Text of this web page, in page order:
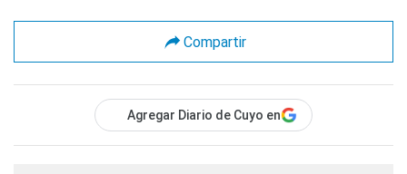
Compartir
Agregar Diario de Cuyo en